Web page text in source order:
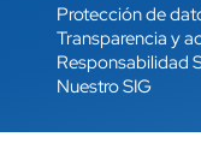
Enlace
Protección de
Transparencia y
Responsabilidad
Nuestro SIG